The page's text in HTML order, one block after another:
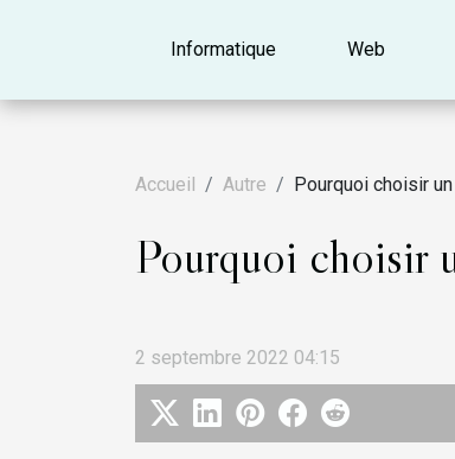
Informatique Web
Accueil Autre Pourquoi choisir
Pourquoi choisir
2 septembre 2022 04:15